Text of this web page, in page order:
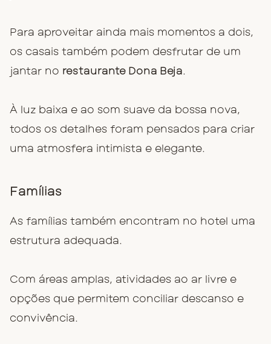
Para aproveitar ainda mais momentos a dois,
os casais também podem desfrutar de um
jantar no restaurante Dona Beja.
À luz baixa e ao som suave da bossa nova,
todos os detalhes foram pensados para criar
uma atmosfera intimista e elegante.
Famílias
As famílias também encontram no hotel uma
estrutura adequada.
Com áreas amplas, atividades ao ar livre e
opções que permitem conciliar descanso e
convivência.